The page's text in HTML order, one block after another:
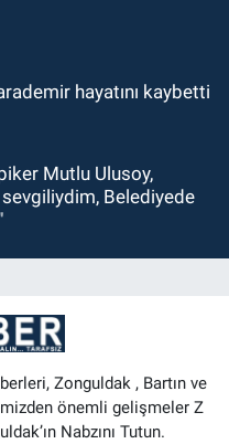
hayatını kaybetti
Mutlu Ulusoy,
Belediyede
Zonguldak , Bartın ve
önemli gelişmeler Z
Nabzını Tutun.